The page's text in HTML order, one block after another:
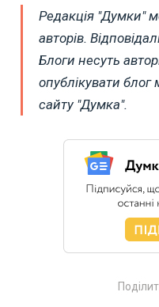
Редакція "Думки"
авторів.
Блоги несуть
опублікувати блог
сайту "Думка".